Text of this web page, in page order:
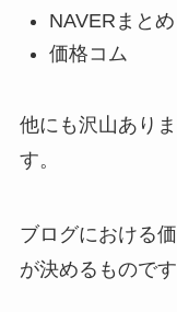
NAVERまとめ
価格コム
他にも沢山あり
す。
ブログにおける
が決めるものです